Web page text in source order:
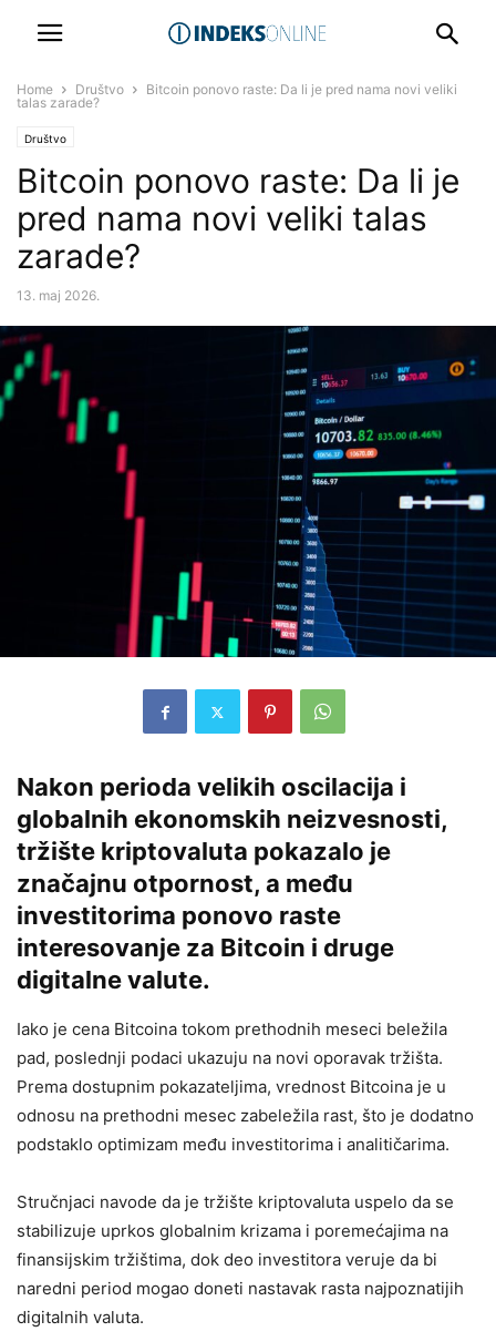
Home Društvo
Bitcoin ponovo raste: Da li je pred nama novi veliki
talas zarade?
Društvo
Bitcoin ponovo raste: Da li je
pred nama novi veliki talas
zarade?
13. maj 2026.
Nakon perioda velikih oscilacija i
globalnih ekonomskih neizvesnosti,
tržište kriptovaluta pokazalo je
značajnu otpornost, a među
investitorima ponovo raste
interesovanje za Bitcoin i druge
digitalne valute.
Iako je cena Bitcoina tokom prethodnih meseci beležila
pad, poslednji podaci ukazuju na novi oporavak tržišta.
Prema dostupnim pokazateljima, vrednost Bitcoina je u
odnosu na prethodni mesec zabeležila rast, što je dodatno
podstaklo optimizam među investitorima i analitičarima.
Stručnjaci navode da je tržište kriptovaluta uspelo da se
stabilizuje uprkos globalnim krizama i poremećajima na
finansijskim tržištima, dok deo investitora veruje da bi
naredni period mogao doneti nastavak rasta najpoznatijih
digitalnih valuta.